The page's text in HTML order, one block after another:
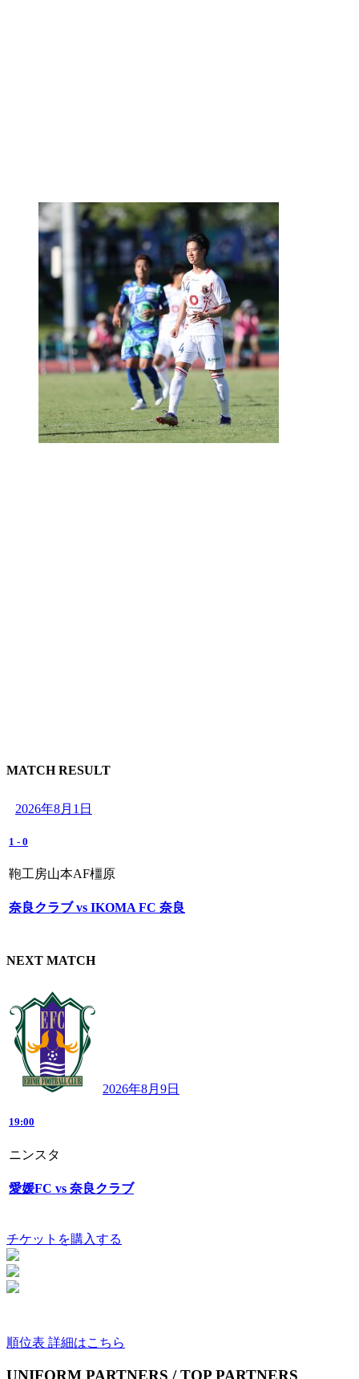
MATCH RESULT
2026年8月1日
1 - 0
鞄工房山本AF橿原
奈良クラブ vs IKOMA FC 奈良
NEXT MATCH
2026年8月9日
19:00
ニンスタ
愛媛FC vs 奈良クラブ
チケットを購入する
順位表 詳細はこちら
UNIFORM PARTNERS / TOP PARTNERS